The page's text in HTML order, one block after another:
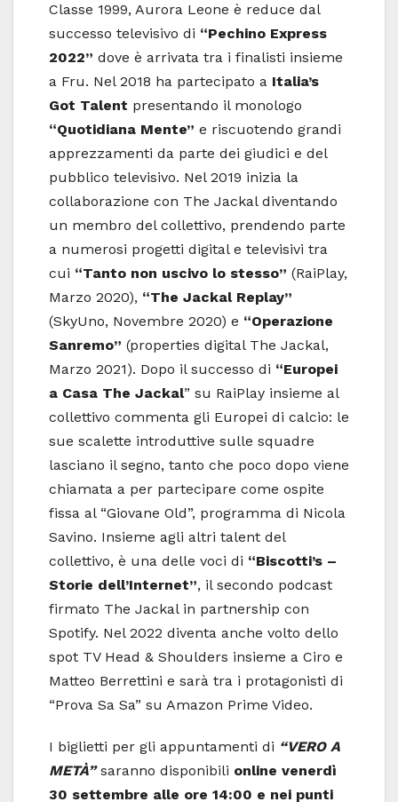
Classe 1999, Aurora Leone è reduce dal
successo televisivo di “Pechino Express
2022” dove è arrivata tra i finalisti insieme
a Fru. Nel 2018 ha partecipato a Italia’s
Got Talent presentando il monologo
“Quotidiana Mente” e riscuotendo grandi
apprezzamenti da parte dei giudici e del
pubblico televisivo. Nel 2019 inizia la
collaborazione con The Jackal diventando
un membro del collettivo, prendendo parte
a numerosi progetti digital e televisivi tra
cui “Tanto non uscivo lo stesso” (RaiPlay,
Marzo 2020), “The Jackal Replay”
(SkyUno, Novembre 2020) e “Operazione
Sanremo” (properties digital The Jackal,
Marzo 2021). Dopo il successo di “Europei
a Casa The Jackal” su RaiPlay insieme al
collettivo commenta gli Europei di calcio: le
sue scalette introduttive sulle squadre
lasciano il segno, tanto che poco dopo viene
chiamata a per partecipare come ospite
fissa al “Giovane Old”, programma di Nicola
Savino. Insieme agli altri talent del
collettivo, è una delle voci di “Biscotti’s –
Storie dell’Internet”, il secondo podcast
firmato The Jackal in partnership con
Spotify. Nel 2022 diventa anche volto dello
spot TV Head & Shoulders insieme a Ciro e
Matteo Berrettini e sarà tra i protagonisti di
“Prova Sa Sa” su Amazon Prime Video.
I biglietti per gli appuntamenti di “VERO A
METÀ”saranno disponibili online venerdì
30 settembre alle ore 14:00 e nei punti